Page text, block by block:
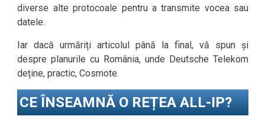
diverse alte protocoale pentru a transmite vocea sau
datele.
Iar dacă urmăriți articolul până la final, vă spun și
despre planurile cu România, unde Deutsche Telekom
deține, practic, Cosmote.
CE ÎNSEAMNĂ O REȚEA ALL-IP?